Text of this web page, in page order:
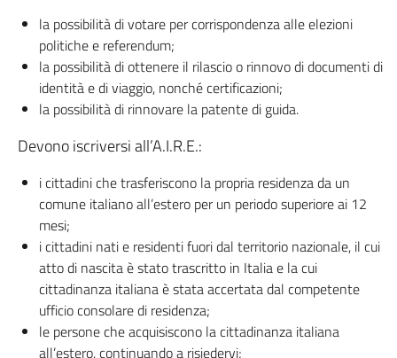
la possibilità di votare per corrispondenza alle elezioni
politiche e referendum;
la possibilità di ottenere il rilascio o rinnovo di documenti di
identità e di viaggio, nonché certificazioni;
la possibilità di rinnovare la patente di guida.
Devono iscriversi all’A.I.R.E.:
i cittadini che trasferiscono la propria residenza da un
comune italiano all’estero per un periodo superiore ai 12
mesi;
i cittadini nati e residenti fuori dal territorio nazionale, il cui
atto di nascita è stato trascritto in Italia e la cui
cittadinanza italiana è stata accertata dal competente
ufficio consolare di residenza;
le persone che acquisiscono la cittadinanza italiana
all’estero, continuando a risiedervi;